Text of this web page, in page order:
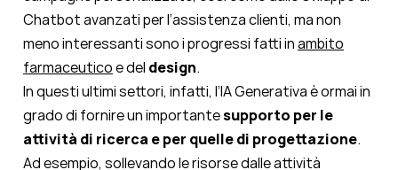
Chatbot avanzati per l’assistenza clienti, ma non
meno interessanti sono i progressi fatti inambito
farmaceuticoe del design.
In questi ultimi settori, infatti, l’IA Generativa è ormai in
grado di fornire un importantesupporto per le
attività di ricerca e per quelle di progettazione.
Ad esempio, sollevando le risorse dalle attività